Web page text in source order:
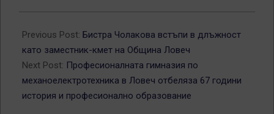
02-
10
Previous Post: Бистра Чолакова встъпи в длъжност
като заместник-кмет на Община Ловеч
Next Post: Професионалната гимназия по
механоелектротехника в Ловеч отбеляза 67 години
история и професионално образование